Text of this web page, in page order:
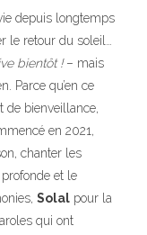
depuis longtemps
le retour du soleil…
bientôt !– mais
Parce qu’en ce
de bienveillance,
en 2021,
chanter les
et le
Solal pour la
qui ont